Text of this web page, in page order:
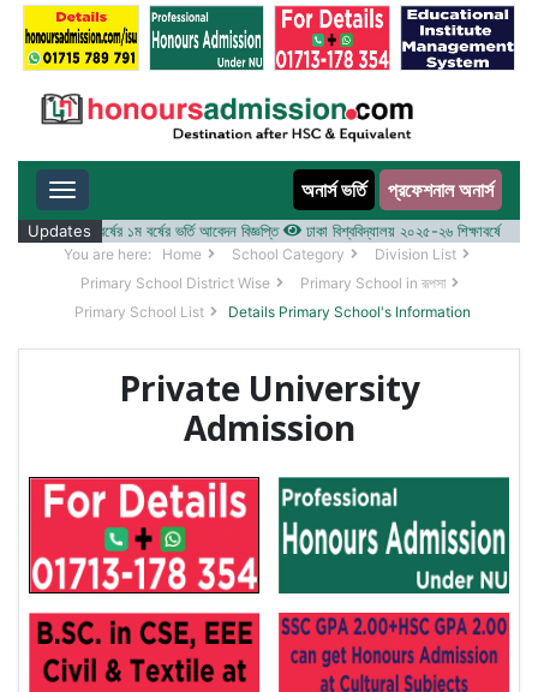
Toggle navigation অনার্স ভর্তি প্রফেশনাল অনার্স
Updates
২৬ শিক্ষাবর্ষের ১ম বর্ষের ভর্তি আবেদন বিজ্ঞপ্তি ঢাকা বিশ্ববিদ্যালয় ২০২৫-২৬ শিক্ষাবর্ষে
You are here: Home School Category
Division List
Primary School District Wise
Primary School in রূপসা
Primary School List
Details Primary School's Information
Private University
Admission